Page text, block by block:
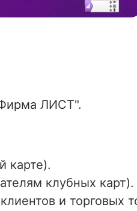
ЛИСТ".
карте).
клубных карт).
и торговых